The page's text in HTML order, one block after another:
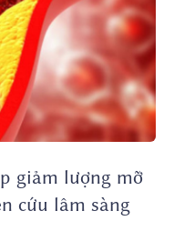
giảm lượng mỡ
cứu lâm sàng